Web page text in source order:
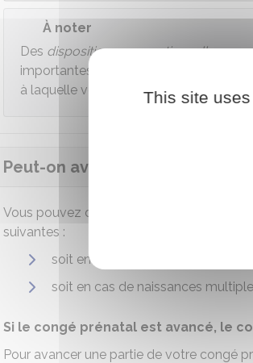
À noter
Des dispositions conventionnelles
importantes. Un
à laquelle votre entreprise est
Peut-on avancer le début du
Vous pouvez demander à avancer le
suivantes :
soit en cas de naissance d'un 3
soit en cas de naissances
Si le congé prénatal est avancé, le
Pour avancer une partie de votre congé
This site